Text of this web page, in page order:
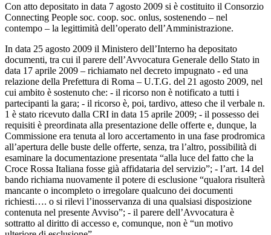
Con atto depositato in data 7 agosto 2009 si è costituito il Consorzio
Connecting People soc. coop. soc. onlus, sostenendo – nel
contempo – la legittimità dell’operato dell’Amministrazione.
In data 25 agosto 2009 il Ministero dell’Interno ha depositato
documenti, tra cui il parere dell’Avvocatura Generale dello Stato in
data 17 aprile 2009 – richiamato nel decreto impugnato - ed una
relazione della Prefettura di Roma – U.T.G. del 21 agosto 2009, nel
cui ambito è sostenuto che: - il ricorso non è notificato a tutti i
partecipanti la gara; - il ricorso è, poi, tardivo, atteso che il verbale n.
1 è stato ricevuto dalla CRI in data 15 aprile 2009; - il possesso dei
requisiti è preordinata alla presentazione delle offerte e, dunque, la
Commissione era tenuta al loro accertamento in una fase prodromica
all’apertura delle buste delle offerte, senza, tra l’altro, possibilità di
esaminare la documentazione presentata “alla luce del fatto che la
Croce Rossa Italiana fosse già affidataria del servizio”; - l’art. 14 del
bando richiama nuovamente il potere di esclusione “qualora risulterà
mancante o incompleto o irregolare qualcuno dei documenti
richiesti…. o si rilevi l’inosservanza di una qualsiasi disposizione
contenuta nel presente Avviso”; - il parere dell’Avvocatura è
sottratto al diritto di accesso e, comunque, non è “un motivo